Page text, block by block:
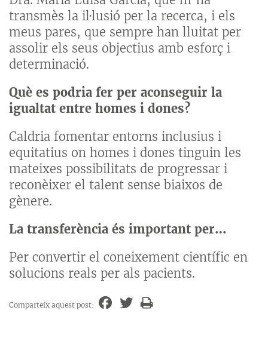
transmès la il·lusió per la recerca, i els
meus pares, que sempre han lluitat per
assolir els seus objectius amb esforç i
determinació.
Què es podria fer per aconseguir la
igualtat entre homes i dones?
Caldria fomentar entorns inclusius i
equitatius on homes i dones tinguin les
mateixes possibilitats de progressar i
reconèixer el talent sense biaixos de
gènere.
La transferència és important per…
Per convertir el coneixement científic en
solucions reals per als pacients.
Comparteix aquest post: